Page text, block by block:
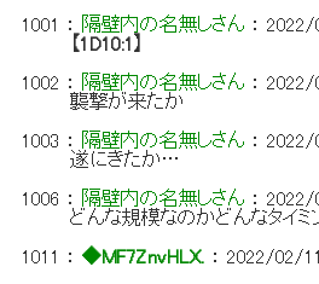
1001
： 隔壁内の名無しさん ：2022/
【1D10:1】
1002 ： 隔壁内の名無しさん ：2022/
襲撃が来たか
1003 ： 隔壁内の名無しさん ：2022/
遂にきたか…
1006 ： 隔壁内の名無しさん ：2022/
どんな規模なのかどんなタイミ
1011
：◆MF7ZnvHLX. ：2022/02/